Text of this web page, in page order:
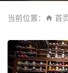
当前位置： 首
出！ 2022-07-29
红翼全新